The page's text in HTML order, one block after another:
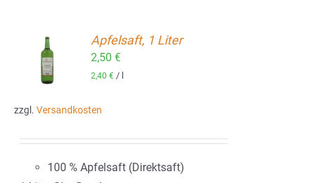
Apfelsaft, 1 Liter
2,50€
2,40€ /
zzgl. Versandkosten
100 % Apfelsaft (Direktsaft)